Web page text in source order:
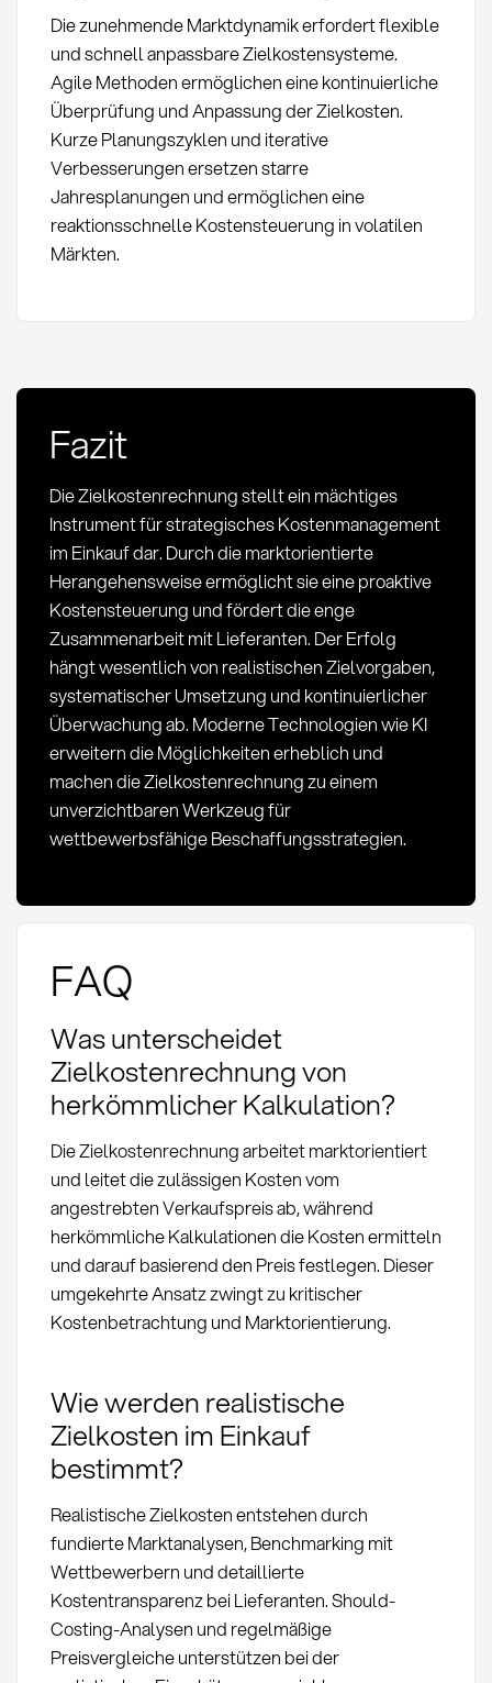
Die zunehmende Marktdynamik erfordert flexible
und schnell anpassbare Zielkostensysteme.
Agile Methoden ermöglichen eine kontinuierliche
Überprüfung und Anpassung der Zielkosten.
Kurze Planungszyklen und iterative
Verbesserungen ersetzen starre
Jahresplanungen und ermöglichen eine
reaktionsschnelle Kostensteuerung in volatilen
Märkten.
Fazit
Die Zielkostenrechnung stellt ein mächtiges
Instrument für strategisches Kostenmanagement
im Einkauf dar. Durch die marktorientierte
Herangehensweise ermöglicht sie eine proaktive
Kostensteuerung und fördert die enge
Zusammenarbeit mit Lieferanten. Der Erfolg
hängt wesentlich von realistischen Zielvorgaben,
systematischer Umsetzung und kontinuierlicher
Überwachung ab. Moderne Technologien wie KI
erweitern die Möglichkeiten erheblich und
machen die Zielkostenrechnung zu einem
unverzichtbaren Werkzeug für
wettbewerbsfähige Beschaffungsstrategien.
FAQ
Was unterscheidet
Zielkostenrechnung von
herkömmlicher Kalkulation?
Die Zielkostenrechnung arbeitet marktorientiert
und leitet die zulässigen Kosten vom
angestrebten Verkaufspreis ab, während
herkömmliche Kalkulationen die Kosten ermitteln
und darauf basierend den Preis festlegen. Dieser
umgekehrte Ansatz zwingt zu kritischer
Kostenbetrachtung und Marktorientierung.
Wie werden realistische
Zielkosten im Einkauf
bestimmt?
Realistische Zielkosten entstehen durch
fundierte Marktanalysen, Benchmarking mit
Wettbewerbern und detaillierte
Kostentransparenz bei Lieferanten. Should-
Costing-Analysen und regelmäßige
Preisvergleiche unterstützen bei der